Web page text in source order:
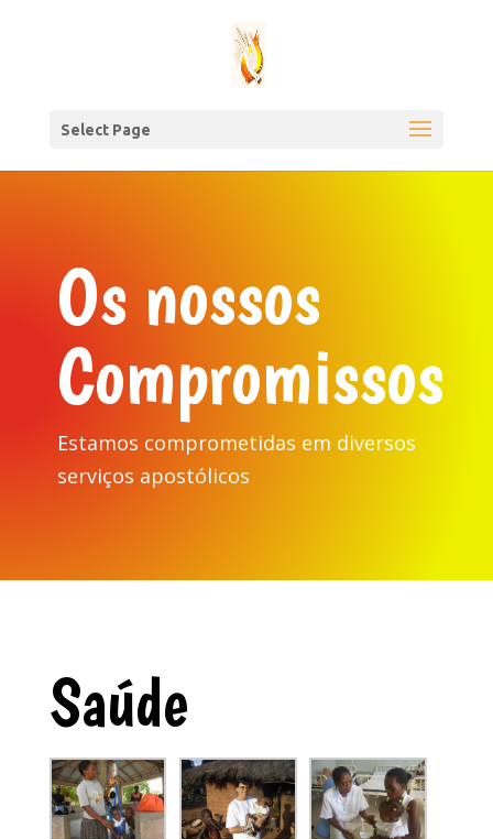
Select Page
Os nossos
Compromissos
Estamos comprometidas em diversos
serviços apostólicos
Saúde